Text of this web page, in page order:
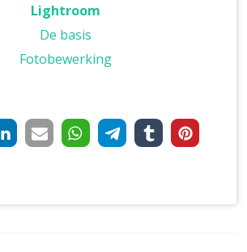
Lightroom
De basis
Fotobewerking